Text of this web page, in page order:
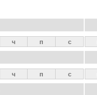
ч п с
ч п с